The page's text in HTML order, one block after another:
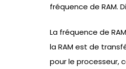
fréquence de RAM.
La fréquence de
la RAM est de
pour le processeur,